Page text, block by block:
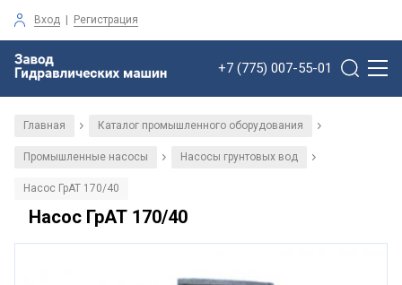
Вход | Регистрация
+7 (775) 007-55-01
Главная / Каталог промышленного оборудования /
Промышленные насосы / Насосы грунтовых вод /
Насос ГрАТ 170/40
Насос ГрАТ 170/40